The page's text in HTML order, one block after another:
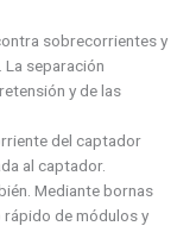
sobrecorrientes y
separación
y de las
del captador
al captador.
Mediante bornas
de módulos y